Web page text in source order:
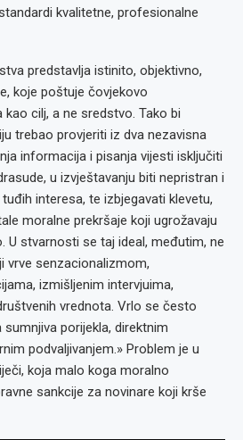
kvalitetne, profesionalne
predstavlja istinito, objektivno,
koje poštuje čovjekovo
cilj, a ne sredstvo. Tako bi
trebao provjeriti iz dva nezavisna
informacija i pisanja vijesti isključiti
u izvještavanju biti nepristran i
interesa, te izbjegavati klevetu,
moralne prekršaje koji ugrožavaju
U stvarnosti se taj ideal, međutim, ne
vrve senzacionalizmom,
izmišljenim intervjuima,
vrednota. Vrlo se često
porijekla, direktnim
podvaljivanjem.» Problem je u
koja malo koga moralno
sankcije za novinare koji krše